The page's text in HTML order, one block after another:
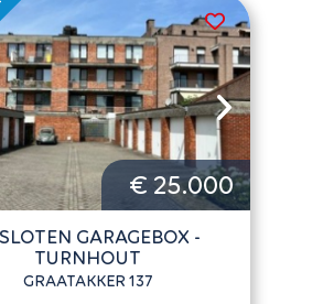
€ 25.000
GARAGEBOX -
TURNHOUT
GRAATAKKER 137